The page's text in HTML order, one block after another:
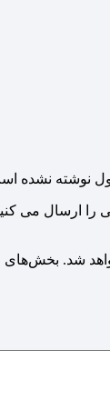
نوشته نشده
را ارسال می
شد. بخش‌های